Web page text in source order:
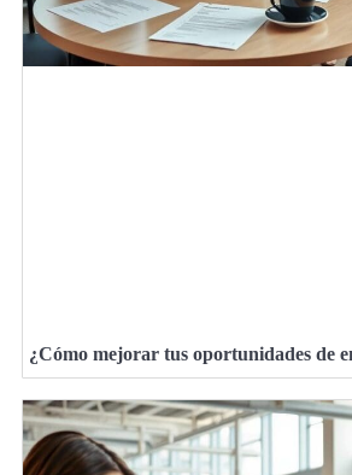
¿Cómo mejorar tus oportunidades de